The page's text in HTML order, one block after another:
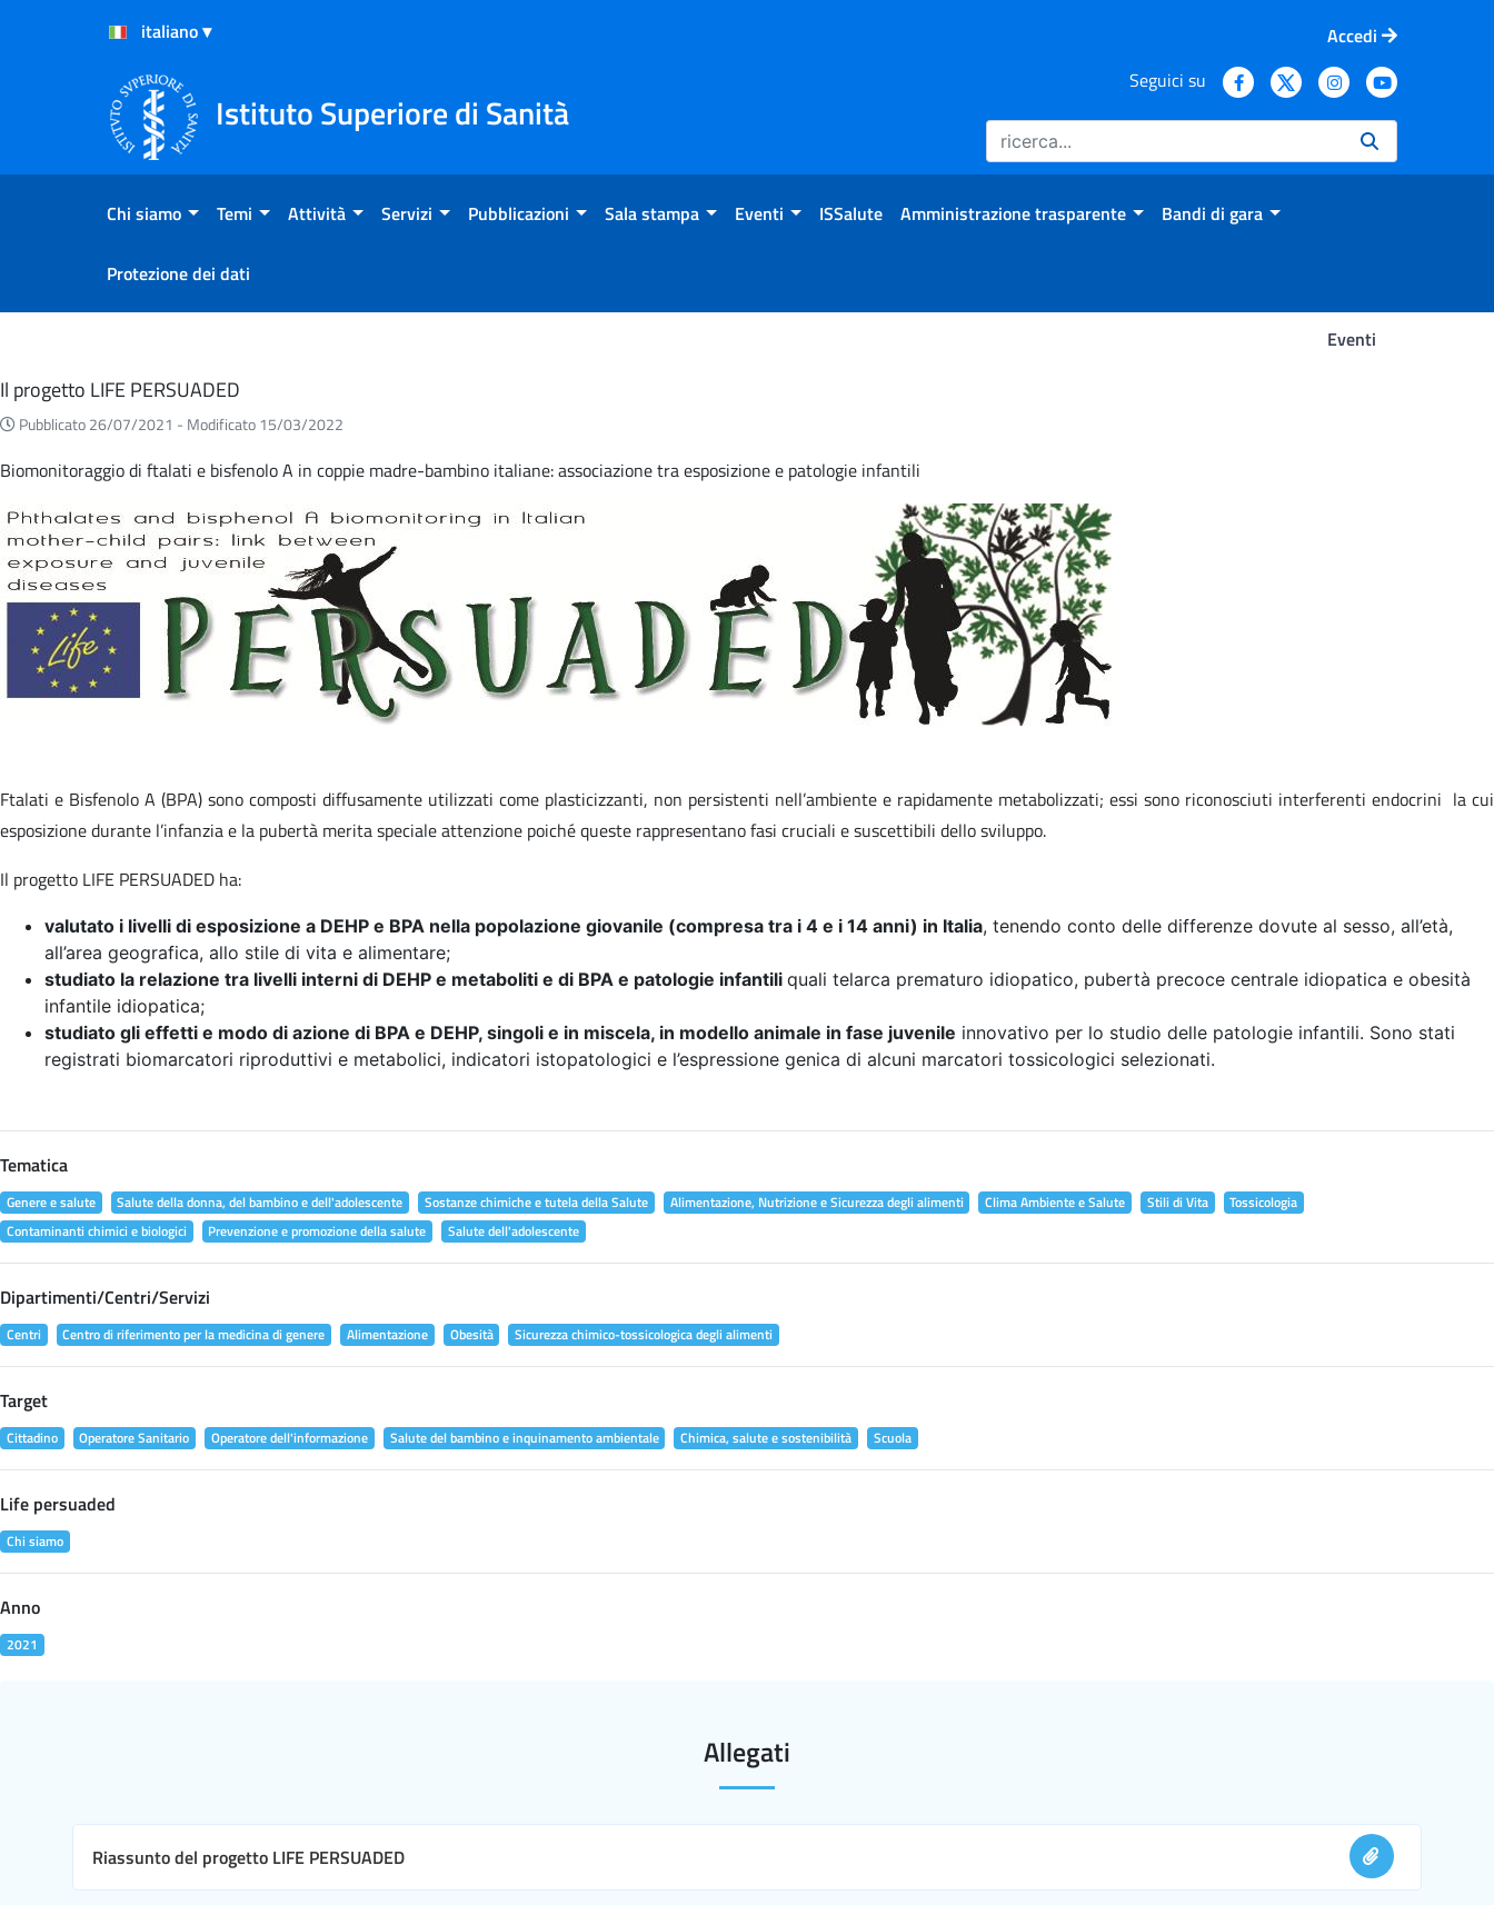
Salta al Contenuto
Salta al Footer
Accedi
Istituto Superiore di Sanità
Seguici su
Chi siamo Temi Attività Servizi Pubblicazioni Sala stampa Eventi ISSalute Amministrazione trasparente Bandi di gara
Protezione dei dati
Eventi
Eventi
Il progetto LIFE PERSUADED
Pubblicato 26/07/2021 - Modificato 15/03/2022
Biomonitoraggio di ftalati e bisfenolo A in coppie madre-bambino italiane: associazione tra esposizione e patologie infantili
Ftalati e Bisfenolo A (BPA) sono composti diffusamente utilizzati come plasticizzanti, non persistenti nell’ambiente e rapidamente metabolizzati; essi sono riconosciuti interferenti endocrini la cui
esposizione durante l’infanzia e la pubertà merita speciale attenzione poiché queste rappresentano fasi cruciali e suscettibili dello sviluppo.
Il progetto LIFE PERSUADED ha:
valutato i livelli di esposizione a DEHP e BPA nella popolazione giovanile (compresa tra i 4 e i 14 anni) in Italia, tenendo conto delle differenze dovute al sesso, all’età,
all’area geografica, allo stile di vita e alimentare;
studiato la relazione tra livelli interni di DEHP e metaboliti e di BPA e patologie infantili quali telarca prematuro idiopatico, pubertà precoce centrale idiopatica e obesità
infantile idiopatica;
studiato gli effetti e modo di azione di BPA e DEHP, singoli e in miscela, in modello animale in fase juvenile innovativo per lo studio delle patologie infantili. Sono stati
registrati biomarcatori riproduttivi e metabolici, indicatori istopatologici e l’espressione genica di alcuni marcatori tossicologici selezionati.
Tematica
Genere e salute Salute della donna, del bambino e dell'adolescente Sostanze chimiche e tutela della Salute Alimentazione, Nutrizione e Sicurezza degli alimenti Clima Ambiente e Salute Stili di Vita
Tossicologia
Contaminanti chimici e biologici
Prevenzione e promozione della salute Salute dell'adolescente
Dipartimenti/Centri/Servizi
Centri Centro di riferimento per la medicina di genere Alimentazione Obesità Sicurezza chimico-tossicologica degli alimenti
Target
Cittadino Operatore Sanitario Operatore dell'informazione Salute del bambino e inquinamento ambientale Chimica, salute e sostenibilità Scuola
Life persuaded
Chi siamo
Anno
2021
Allegati
Riassunto del progetto LIFE PERSUADED